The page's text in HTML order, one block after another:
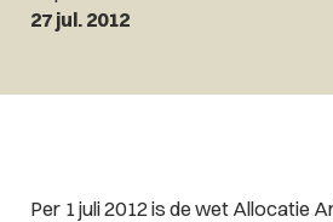
27 jul. 2012
Per 1 juli 2012 is de wet Allocatie